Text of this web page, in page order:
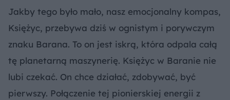
Jakby tego było mało, nasz emocjonalny kompas,
Księżyc, przebywa dziś w ognistym i porywczym
znaku Barana. To on jest iskrą, która odpala całą
tę planetarną maszynerię. Księżyc w Baranie nie
lubi czekać. On chce działać, zdobywać, być
pierwszy. Połączenie tej pionierskiej energii z